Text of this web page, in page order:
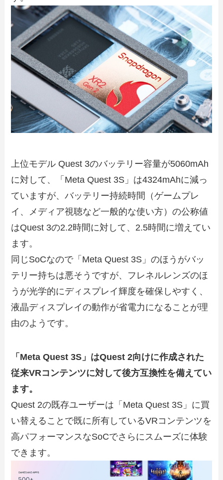
上位モデル Quest 3のバッテリー容量が5060mAh
に対して、「Meta Quest 3S」は4324mAhに減っ
ていますが、バッテリー持続時間（ゲームプレ
イ、メディア視聴など一般的な使い方）の公称値
はQuest 3の2.2時間に対して、2.5時間に増えてい
ます。
同じSoCなので「Meta Quest 3S」のほうがバッ
テリー持ちは悪そうですが、フレネルレンズのほ
うが光学的にディスプレイ輝度を確保しやすく、
液晶ディスプレイの動作が省電力になることが理
由のようです。
「Meta Quest 3S」はQuest 2向けに作成された
従来VRコンテンツに対して後方互換性を備えてい
ます。
Quest 2の既存ユーザーは「Meta Quest 3S」に買
い替えることで既に所有しているVRコンテンツを
高パフォーマンスなSoCでさらにスムーズに体験
できます。